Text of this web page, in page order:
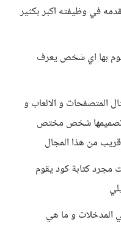
في وظيفته اكبر بكثير
بها اي شخص يعرف
المتصفحات و الالعاب و
تصميمها شخص مختص
من هذا المجال
مجرد كتابة كود يقوم
المدخلات و ما هي